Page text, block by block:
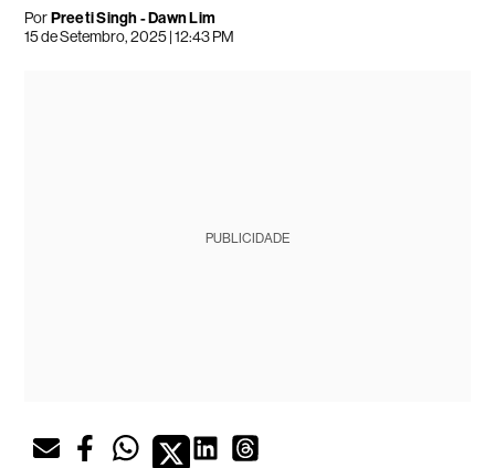
PorPreeti Singh - Dawn Lim
15 de Setembro, 2025 | 12:43 PM
PUBLICIDADE